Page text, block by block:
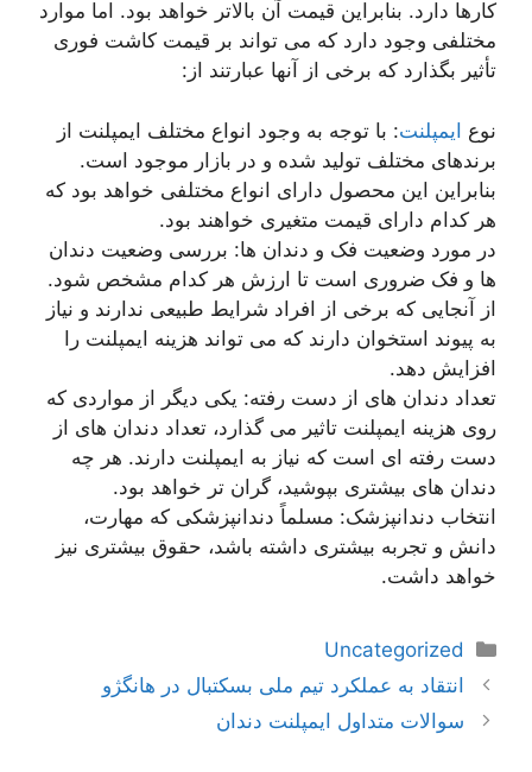
کارها دارد. بنابراین قیمت آن بالاتر خواهد بود. اما موارد
مختلفی وجود دارد که می تواند بر قیمت کاشت فوری
تأثیر بگذارد که برخی از آنها عبارتند از:
نوع ایمپلنت: با توجه به وجود انواع مختلف ایمپلنت از
برندهای مختلف تولید شده و در بازار موجود است.
بنابراین این محصول دارای انواع مختلفی خواهد بود که
هر کدام دارای قیمت متغیری خواهند بود.
در مورد وضعیت فک و دندان ها: بررسی وضعیت دندان
ها و فک ضروری است تا ارزش هر کدام مشخص شود.
از آنجایی که برخی از افراد شرایط طبیعی ندارند و نیاز
به پیوند استخوان دارند که می تواند هزینه ایمپلنت را
افزایش دهد.
تعداد دندان های از دست رفته: یکی دیگر از مواردی که
روی هزینه ایمپلنت تاثیر می گذارد، تعداد دندان های از
دست رفته ای است که نیاز به ایمپلنت دارند. هر چه
دندان های بیشتری بپوشید، گران تر خواهد بود.
انتخاب دندانپزشک: مسلماً دندانپزشکی که مهارت،
دانش و تجربه بیشتری داشته باشد، حقوق بیشتری نیز
خواهد داشت.
دسته‌ها
Uncategorized
ناوبری
نوشته‌ها
انتقاد به عملکرد تیم ملی بسکتبال در هانگژو
سوالات متداول ایمپلنت دندان